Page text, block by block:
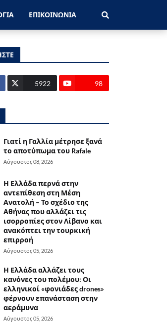
ΕΠΙΚΟΙΝΩΝΙΑ
5922 98
Γιατί η Γαλλία μέτρησε ξανά
το αποτύπωμα του Rafale
Αύγουστος 08, 2026
Η Ελλάδα περνά στην
αντεπίθεση στη Μέση
Ανατολή – Το σχέδιο της
Αθήνας που αλλάζει τις
ισορροπίες στον Λίβανο και
ανακόπτει την τουρκική
επιρροή
Αύγουστος 05, 2026
Η Ελλάδα αλλάζει τους
κανόνες του πολέμου: Οι
ελληνικοί «φονιάδες drones»
φέρνουν επανάσταση στην
αεράμυνα
Αύγουστος 05, 2026